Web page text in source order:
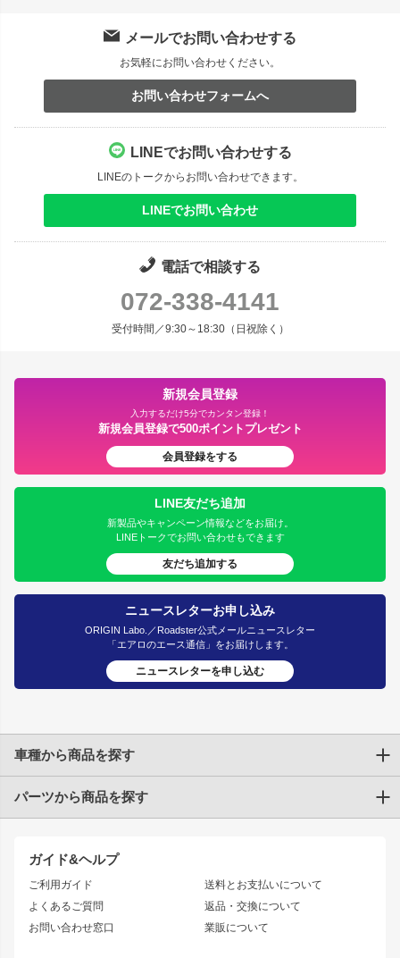
メールでお問い合わせする
お気軽にお問い合わせください。
お問い合わせフォームへ
LINEでお問い合わせする
LINEのトークからお問い合わせできます。
LINEでお問い合わせ
電話で相談する
072-338-4141
受付時間／9:30～18:30（日祝除く）
新規会員登録
入力するだけ5分でカンタン登録！
新規会員登録で500ポイントプレゼント
会員登録をする
LINE友だち追加
新製品やキャンペーン情報などをお届け。
LINEトークでお問い合わせもできます
友だち追加する
ニュースレターお申し込み
ORIGIN Labo.／Roadster公式メールニュースレター
「エアロのエース通信」をお届けします。
ニュースレターを申し込む
ガイド&ヘルプ
ご利用ガイド
よくあるご質問
お問い合わせ窓口
送料とお支払いについて
返品・交換について
業販について
車種から商品を探す
トヨタ
JZX90 CHASER
JZX110 MARK II
JZX100 MARK II
JZX90 MARK II
アリスト
ソアラ
アルテッツァ
パーツから商品を探す
エアロシリーズ
ドリフトライン
風神
雷神
レーシングライン
アタックライン
ストリームライン